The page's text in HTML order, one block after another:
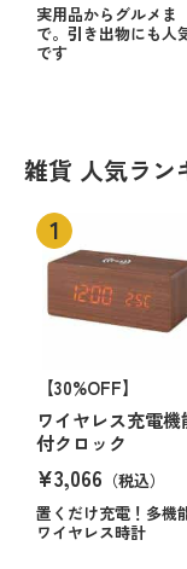
実用品からグルメま
で。引き出物にも人
です
雑貨 人気ラン
【30%OFF】
ワイヤレス充電機
付クロック
¥3,066 （税込）
置くだけ充電！多機
ワイヤレス時計